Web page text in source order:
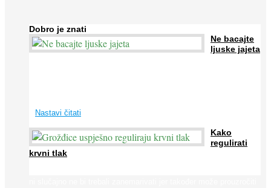
Dobro je znati
Ne bacajte
ljuske jajeta
Nastavi čitati
Kako
regulirati
krvni tlak